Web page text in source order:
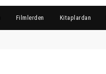
Filmlerden Kitaplardan